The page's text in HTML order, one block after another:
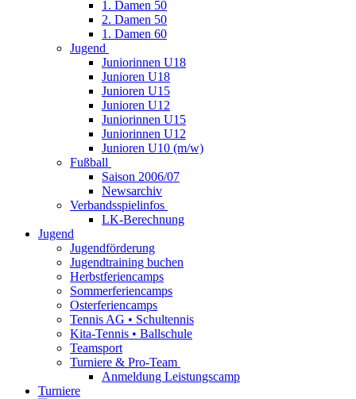
1. Damen 50
2. Damen 50
1. Damen 60
Jugend
Juniorinnen U18
Junioren U18
Junioren U15
Junioren U12
Juniorinnen U15
Juniorinnen U12
Junioren U10 (m/w)
Fußball
Saison 2006/07
Newsarchiv
Verbandsspielinfos
LK-Berechnung
Jugend
Jugendförderung
Jugendtraining buchen
Herbstferiencamps
Sommerferiencamps
Osterferiencamps
Tennis AG • Schultennis
Kita-Tennis • Ballschule
Teamsport
Turniere & Pro-Team
Anmeldung Leistungscamp
Turniere